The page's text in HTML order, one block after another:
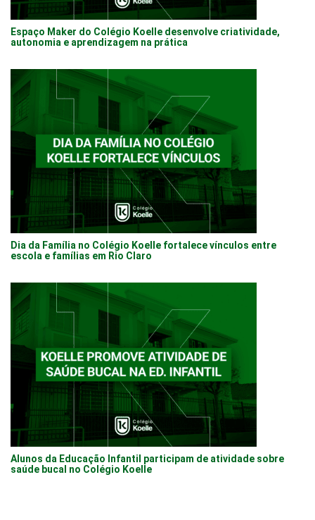
Espaço Maker do Colégio Koelle desenvolve criatividade,
autonomia e aprendizagem na prática
Dia da Família no Colégio Koelle fortalece vínculos entre
escola e famílias em Rio Claro
Alunos da Educação Infantil participam de atividade sobre
saúde bucal no Colégio Koelle